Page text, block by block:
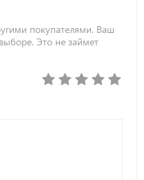
покупателями. Ваш
Это не займет